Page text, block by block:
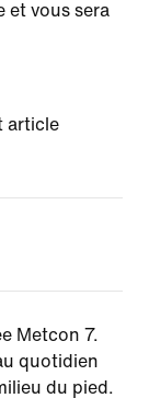
et vous sera
article
Metcon 7.
quotidien
du pied.